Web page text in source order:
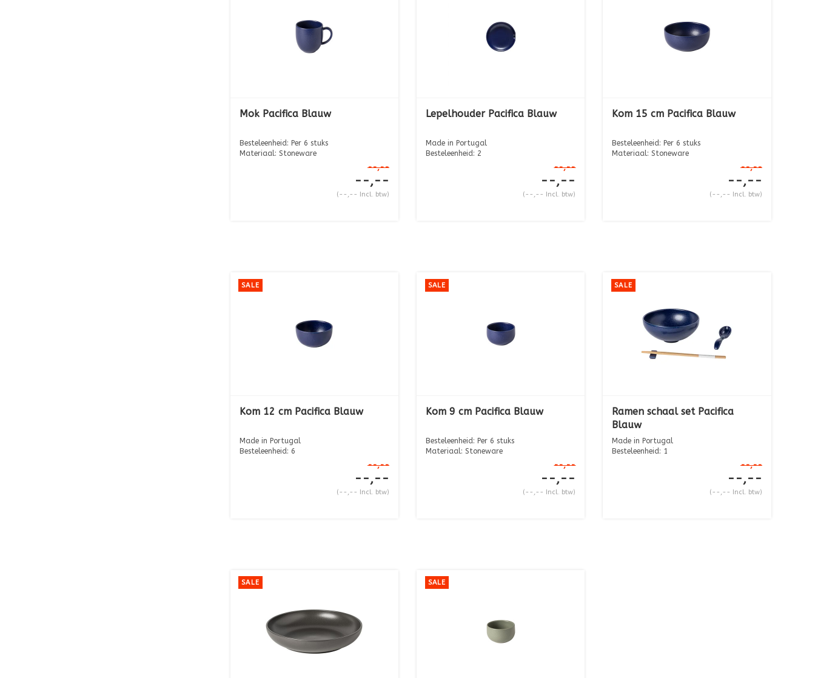
Mok Pacifica Blauw
Besteleenheid: Per 6 stuks
Materiaal: Stoneware
--,--
--,--
(--,-- Incl. btw)
Lepelhouder Pacifica Blauw
Made in Portugal
Besteleenheid: 2
--,--
--,--
(--,-- Incl. btw)
Kom 15 cm Pacifica Blauw
Besteleenheid: Per 6 stuks
Materiaal: Stoneware
--,--
--,--
(--,-- Incl. btw)
SALE
Kom 12 cm Pacifica Blauw
Made in Portugal
Besteleenheid: 6
--,--
--,--
(--,-- Incl. btw)
SALE
Kom 9 cm Pacifica Blauw
Besteleenheid: Per 6 stuks
Materiaal: Stoneware
--,--
--,--
(--,-- Incl. btw)
SALE
Ramen schaal set Pacifica
Blauw
Made in Portugal
Besteleenheid: 1
--,--
--,--
(--,-- Incl. btw)
SALE SALE